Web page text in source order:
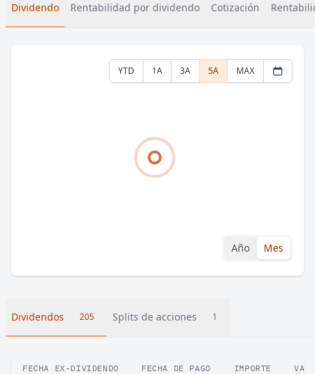
Dividendo Rentabilidad por dividendo Cotización
YTD 1A 3A 5A MAX
Año Mes
Dividendos 205 Splits de acciones 1
FECHA EX-DIVIDENDO FECHA DE PAGO IMPORTE